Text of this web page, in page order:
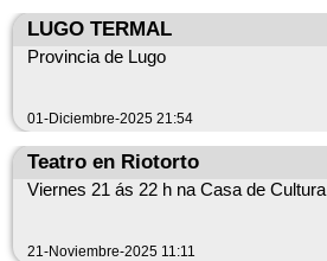
LUGO TERMAL
Provincia de Lugo
01-Diciembre-2025 21:54
Teatro en Riotorto
Viernes 21 ás 22 h na Casa de Cultura
21-Noviembre-2025 11:11